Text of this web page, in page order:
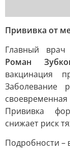
Прививка от
Главный
Роман
вакцинация
Заболевание
Прививка
снижает риск
Подробности –